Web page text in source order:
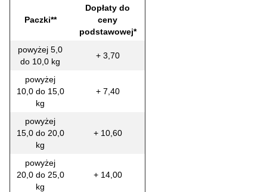
Paczki**
Dopłaty do
ceny
podstawowej*
powyżej 5,0
do 10,0 kg
+ 3,70
powyżej
10,0 do 15,0
kg
+ 7,40
powyżej
15,0 do 20,0
kg
+ 10,60
powyżej
20,0 do 25,0
kg
+ 14,00